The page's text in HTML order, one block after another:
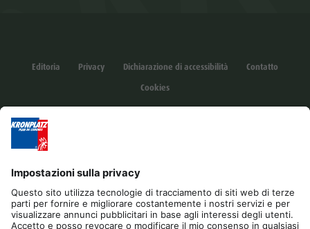
Editoria Privacy Dichiarazione di accessibilità
Contatto
Cookies